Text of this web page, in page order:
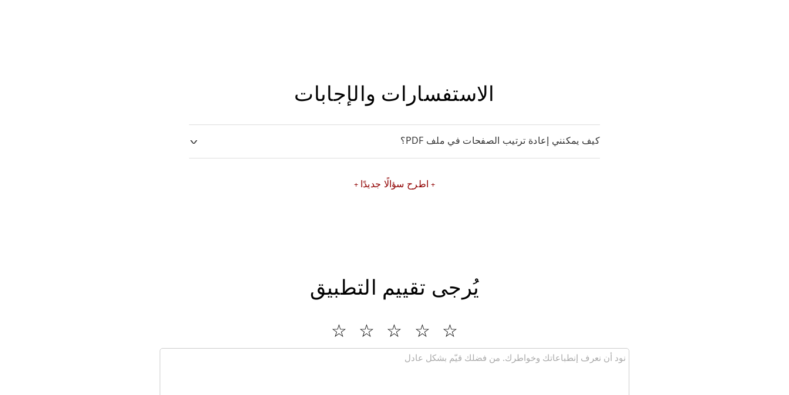
الاستفسارات والإجابات
كيف يمكنني إعادة ترتيب الصفحات في ملف PDF؟
اطرح سؤالًا جديدًا
يُرجى تقييم التطبيق